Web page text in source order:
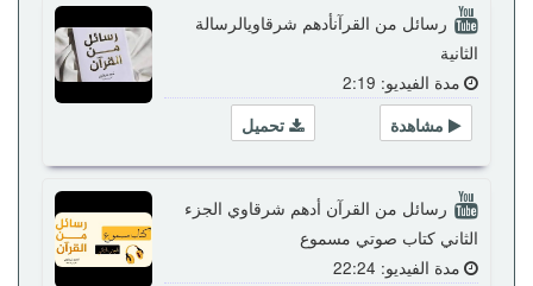
رسائل من القرآنأدهم شرقاويالرسالة
الثانية
مدة الفيديو: 2:19
تحميل
مشاهدة
رسائل من القرآن أدهم شرقاوي الجزء
الثاني كتاب صوتي مسموع
مدة الفيديو: 22:24